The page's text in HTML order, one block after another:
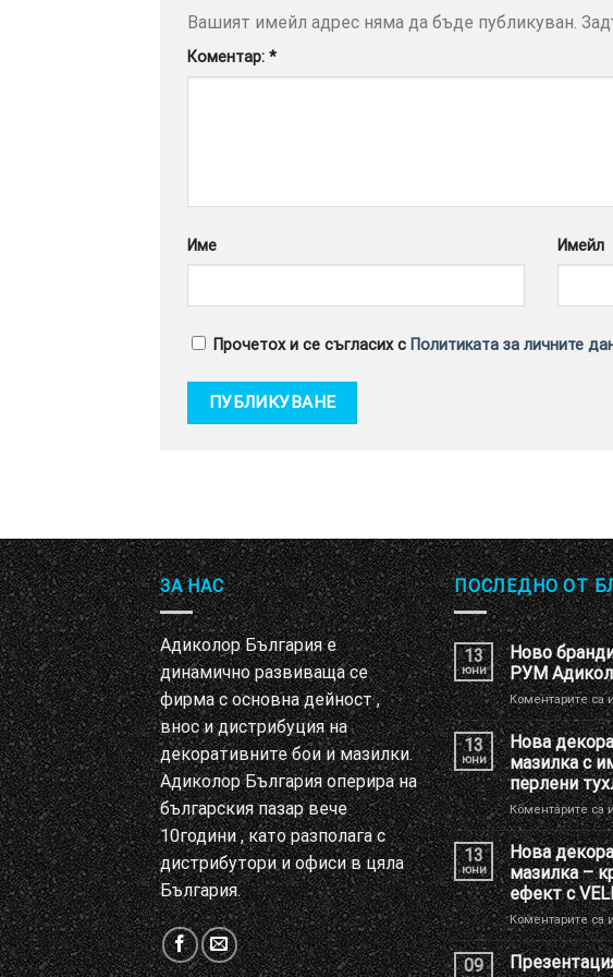
Вашият имейл адрес няма да бъде публикуван.
Коментар: *
Име Имейл
Прочетох и се съгласих с Политиката за личните
ЗА НАС
Адиколор България е
динамично развиваща се
фирма с основна дейност ,
внос и дистрибуция на
декоративните бои и мазилки.
Адиколор България оперира на
българския пазар вече
10години , като разполага с
дистрибутори и офиси в цяла
България.
ПОСЛЕДНО ОТ
13
юни
Ново
РУМ
Коментарите са
13
юни
Нова
мазилка с
перлени
Коментарите са
13
юни
Нова
мазилка –
ефект с
Коментарите са
09